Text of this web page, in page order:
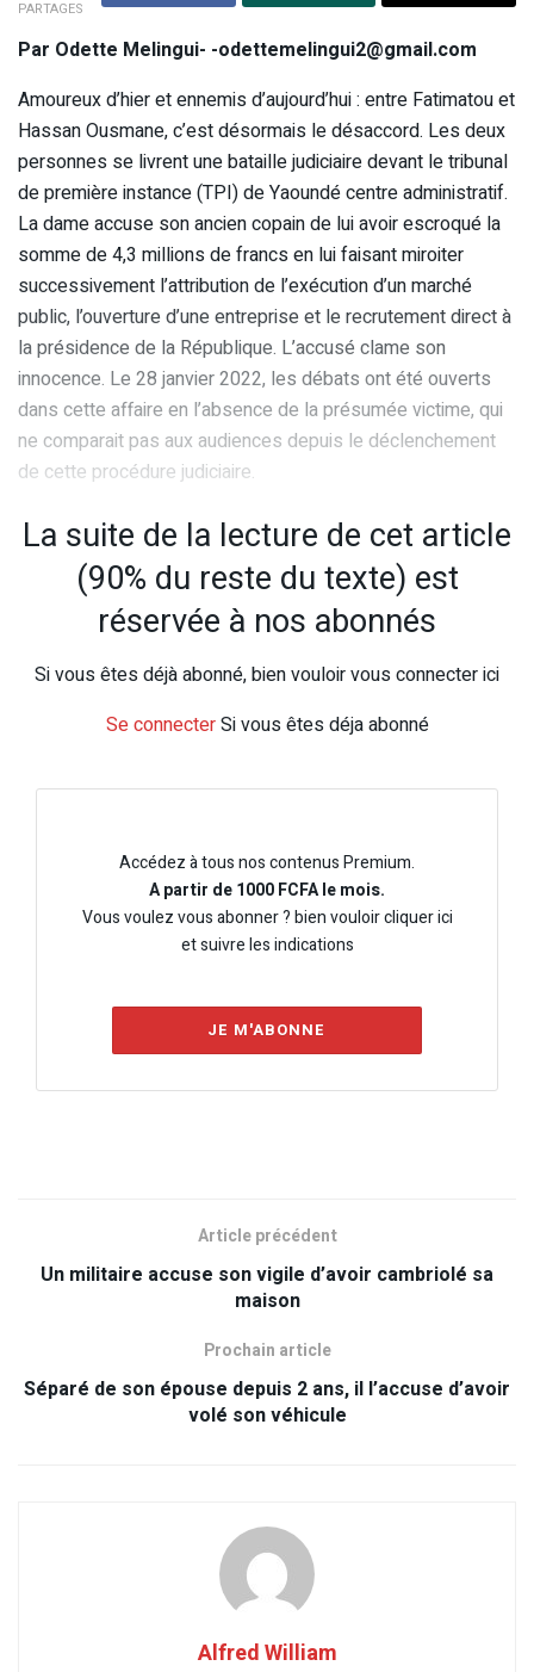
PARTAGES
Par Odette Melingui- -odettemelingui2@gmail.com
Amoureux d’hier et ennemis d’aujourd’hui : entre Fatimatou et
Hassan Ousmane, c’est désormais le désaccord. Les deux
personnes se livrent une bataille judiciaire devant le tribunal
de première instance (TPI) de Yaoundé centre administratif.
La dame accuse son ancien copain de lui avoir escroqué la
somme de 4,3 millions de francs en lui faisant miroiter
successivement l’attribution de l’exécution d’un marché
public, l’ouverture d’une entreprise et le recrutement direct à
la présidence de la République. L’accusé clame son
innocence. Le 28 janvier 2022, les débats ont été ouverts
dans cette affaire en l’absence de la présumée victime, qui
ne comparait pas aux audiences depuis le déclenchement
de cette procédure judiciaire.
La suite de la lecture de cet article
(90% du reste du texte) est
réservée à nos abonnés
Si vous êtes déjà abonné, bien vouloir vous connecter ici
Se connecterSi vous êtes déja abonné
Accédez à tous nos contenus Premium.
A partir de 1000 FCFA le mois.
Vous voulez vous abonner ? bien vouloir cliquer ici
et suivre les indications
JE M'ABONNE
Article précédent
Un militaire accuse son vigile d’avoir cambriolé sa
maison
Prochain article
Séparé de son épouse depuis 2 ans, il l’accuse d’avoir
volé son véhicule
Alfred William